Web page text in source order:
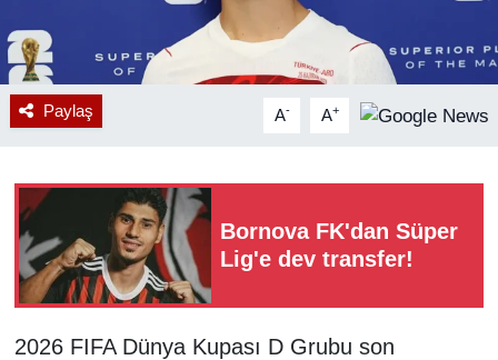
Paylaş A- A+
Bornova FK'dan Süper
Lig'e dev transfer!
2026 FIFA Dünya Kupası D Grubu son